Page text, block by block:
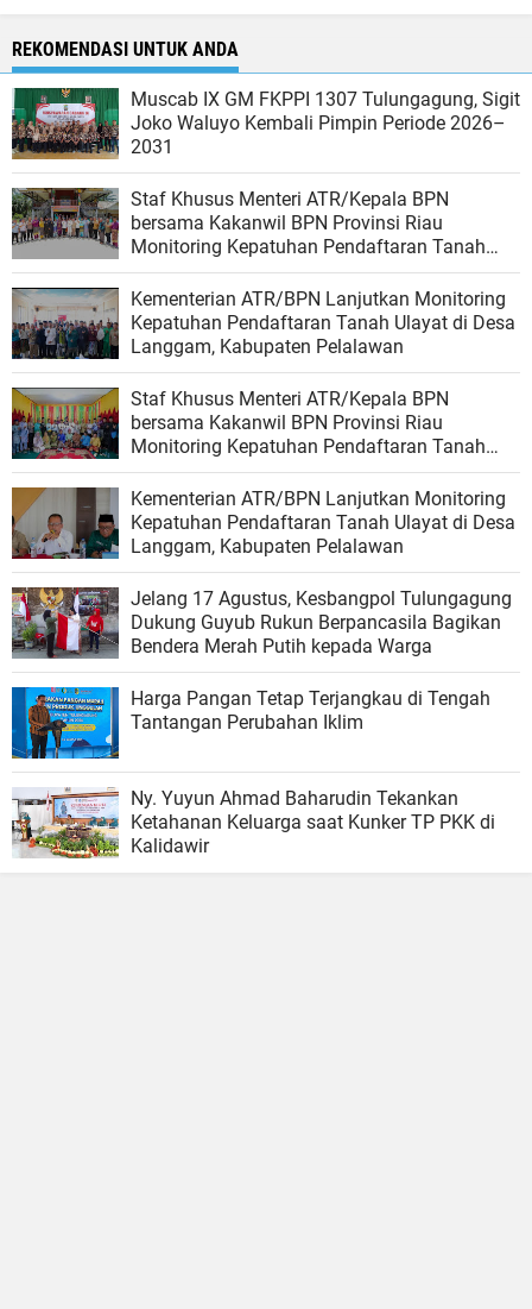
REKOMENDASI UNTUK ANDA
Muscab IX GM FKPPI 1307 Tulungagung, Sigit
Joko Waluyo Kembali Pimpin Periode 2026–
2031
Staf Khusus Menteri ATR/Kepala BPN
bersama Kakanwil BPN Provinsi Riau
Monitoring Kepatuhan Pendaftaran Tanah
Ulayat di Kubu, Rokan Hilir
Kementerian ATR/BPN Lanjutkan Monitoring
Kepatuhan Pendaftaran Tanah Ulayat di Desa
Langgam, Kabupaten Pelalawan
Staf Khusus Menteri ATR/Kepala BPN
bersama Kakanwil BPN Provinsi Riau
Monitoring Kepatuhan Pendaftaran Tanah
Ulayat di Kubu, Rokan Hilir
Kementerian ATR/BPN Lanjutkan Monitoring
Kepatuhan Pendaftaran Tanah Ulayat di Desa
Langgam, Kabupaten Pelalawan
Jelang 17 Agustus, Kesbangpol Tulungagung
Dukung Guyub Rukun Berpancasila Bagikan
Bendera Merah Putih kepada Warga
Harga Pangan Tetap Terjangkau di Tengah
Tantangan Perubahan Iklim
Ny. Yuyun Ahmad Baharudin Tekankan
Ketahanan Keluarga saat Kunker TP PKK di
Kalidawir